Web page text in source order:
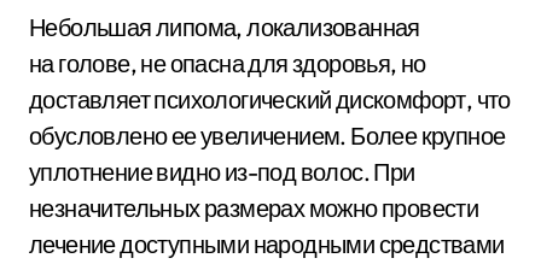
Небольшая липома, локализованная
на голове, не опасна для здоровья, но
доставляет психологический дискомфорт, что
обусловлено ее увеличением. Более крупное
уплотнение видно из-под волос. При
незначительных размерах можно провести
лечение доступными народными средствами